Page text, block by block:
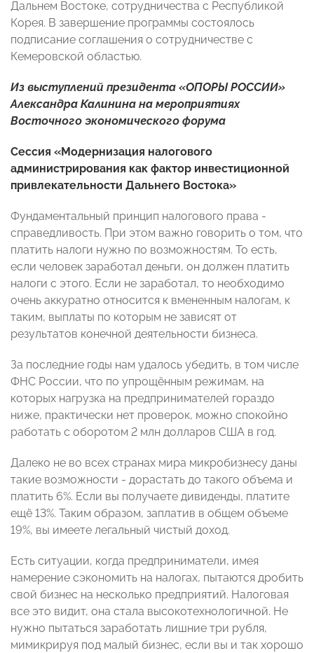
Дальнем Востоке, сотрудничества с Республикой
Корея. В завершение программы состоялось
подписание соглашения о сотрудничестве с
Кемеровской областью.
Из выступлений президента «ОПОРЫ РОССИИ»
Александра Калинина на мероприятиях
Восточного экономического форума
Сессия «Модернизация налогового
администрирования как фактор инвестиционной
привлекательности Дальнего Востока»
Фундаментальный принцип налогового права -
справедливость. При этом важно говорить о том, что
платить налоги нужно по возможностям. То есть,
если человек заработал деньги, он должен платить
налоги с этого. Если не заработал, то необходимо
очень аккуратно относится к вмененным налогам, к
таким, выплаты по которым не зависят от
результатов конечной деятельности бизнеса.
За последние годы нам удалось убедить, в том числе
ФНС России, что по упрощённым режимам, на
которых нагрузка на предпринимателей гораздо
ниже, практически нет проверок, можно спокойно
работать с оборотом 2 млн долларов США в год.
Далеко не во всех странах мира микробизнесу даны
такие возможности - дорастать до такого объема и
платить 6%. Если вы получаете дивиденды, платите
ещё 13%. Таким образом, заплатив в общем объеме
19%, вы имеете легальный чистый доход.
Есть ситуации, когда предприниматели, имея
намерение сэкономить на налогах, пытаются дробить
свой бизнес на несколько предприятий. Налоговая
все это видит, она стала высокотехнологичной. Не
нужно пытаться заработать лишние три рубля,
мимикрируя под малый бизнес, если вы и так хорошо